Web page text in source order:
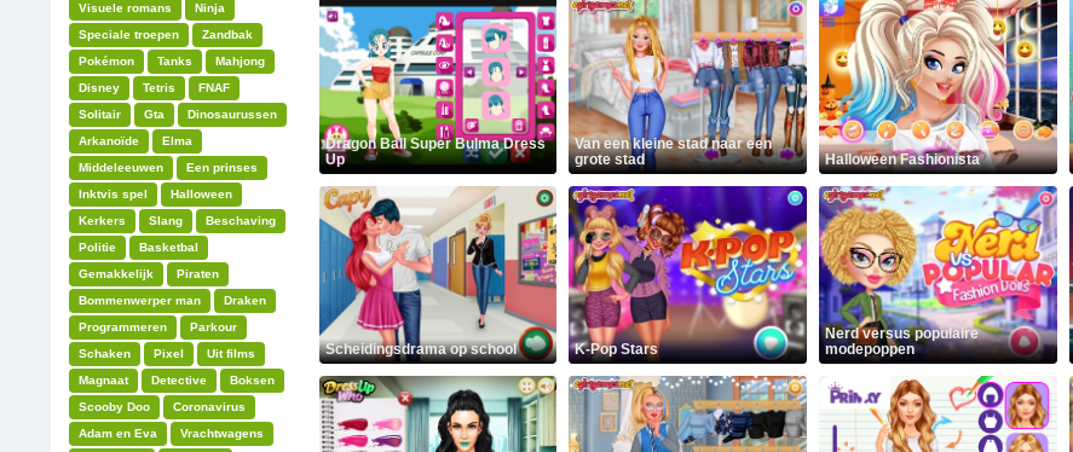
Visuele romans
Ninja
Speciale troepen
Zandbak
Pokémon
Tanks
Mahjong
Disney
Tetris
FNAF
Solitair
Gta
Dinosaurussen
Arkanoïde
Elma
Middeleeuwen
Een prinses
Inktvis spel
Halloween
Kerkers
Slang
Beschaving
Politie
Basketbal
Gemakkelijk
Piraten
Bommenwerper man
Draken
Programmeren
Parkour
Schaken
Pixel
Uit films
Magnaat
Detective
Boksen
Scooby Doo
Coronavirus
Adam en Eva
Vrachtwagens
Dragon Ball Super Bulma Dress
Up
Van een kleine stad naar een
grote stad
Halloween Fashionista
Scheidingsdrama op school K-Pop Stars
Nerd versus populaire
modepoppen